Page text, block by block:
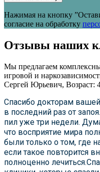
Нажимая на кнопку
согласие на обработку
Отзывы наших
Мы предлагаем
игровой и
Сергей Юрьевич, Возраст:
Спасибо докторам
в последний раз от
пил уже три недели.
что восприятие мира
были только о том, где
если такое повторится
полноценно